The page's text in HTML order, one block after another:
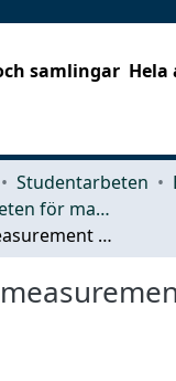
samlingar Hela
Studentarbeten
Examensarbeten för masterexamen
Vibration measurement of press fabric